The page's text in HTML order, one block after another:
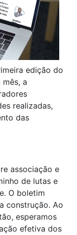
edição do
a
realizadas,
das
associação e
de lutas e
O boletim
construção. Ao
esperamos
efetiva dos